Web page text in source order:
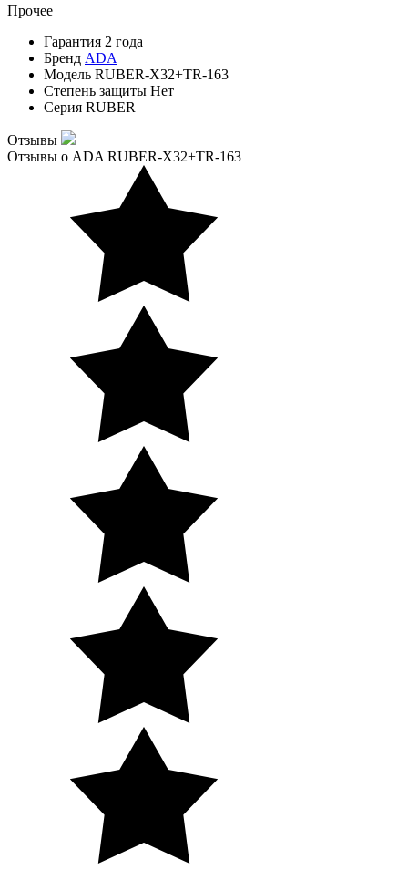
Прочее
Гарантия 2 года
Бренд ADA
Модель RUBER-X32+TR-163
Степень защиты Нет
Серия RUBER
Отзывы
Отзывы о ADA RUBER-X32+TR-163